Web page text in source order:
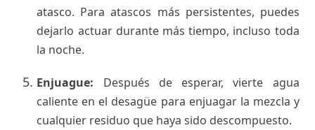
atasco. Para atascos más persistentes, puedes
dejarlo actuar durante más tiempo, incluso toda
la noche.
Enjuague: Después de esperar, vierte agua
caliente en el desagüe para enjuagar la mezcla y
cualquier residuo que haya sido descompuesto.